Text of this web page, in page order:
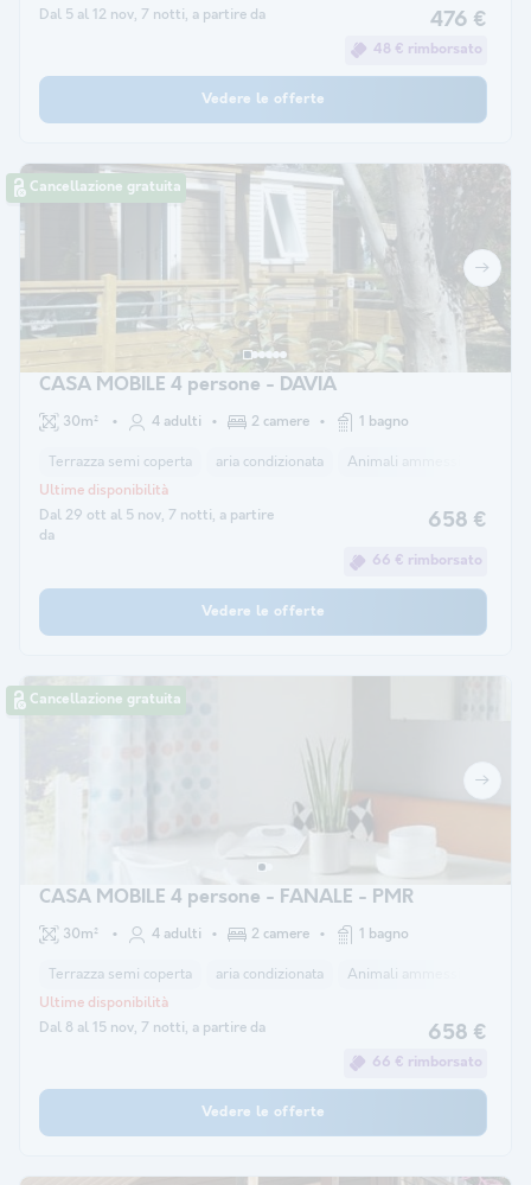
Dal 5 al 12 nov, 7 notti, a partire da 476 €
48 € rimborsato
Vedere le offerte
Cancellazione gratuita
CASA MOBILE 4 persone - DAVIA
30m² 4 adulti 2 camere 1 bagno
Terrazza semi coperta aria condizionata Animali ammessi *
Dal 29 ott al 5 nov, 7 notti, a partire
da
Ultime disponibilità
658 €
66 € rimborsato
Vedere le offerte
Cancellazione gratuita
CASA MOBILE 4 persone - FANALE - PMR
30m² 4 adulti 2 camere 1 bagno
Terrazza semi coperta aria condizionata Animali ammessi *
Dal 8 al 15 nov, 7 notti, a partire da
Ultime disponibilità
658 €
66 € rimborsato
Vedere le offerte